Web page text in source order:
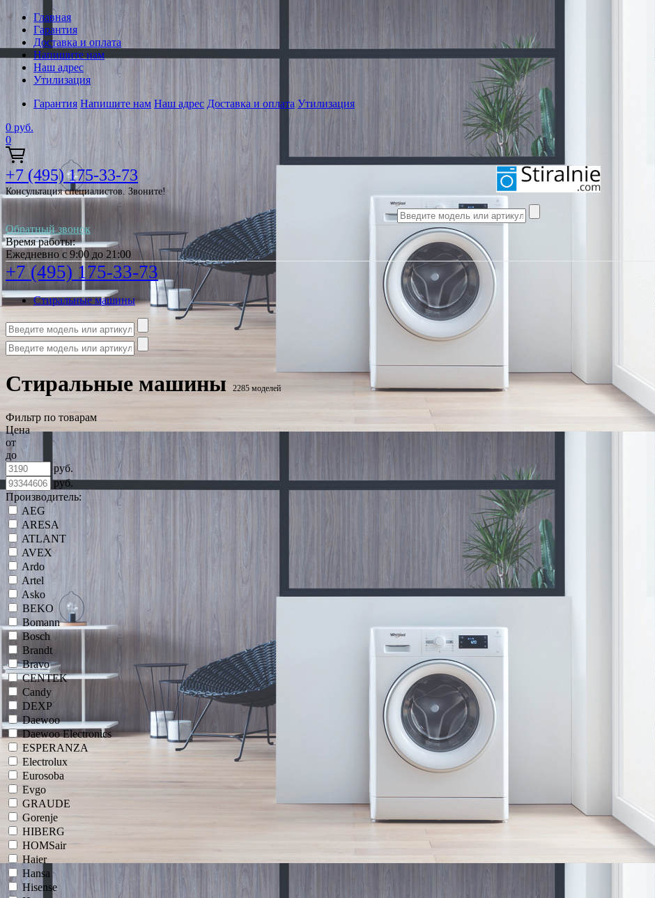
Главная
Гарантия
Доставка и оплата
Напишите нам
Наш адрес
Утилизация
Гарантия Напишите нам Наш адрес Доставка и оплата Утилизация
0 руб.
0
+7 (495) 175-33-73
Консультация специалистов. Звоните!
Обратный звонок
Время работы:
Ежедневно с 9:00 до 21:00
+7 (495) 175-33-73
Стиральные машины
Стиральные машины 2285 моделей
Фильтр по товарам
Цена
от
до
руб.
руб.
Производитель:
AEG
ARESA
ATLANT
AVEX
Ardo
Artel
Asko
BEKO
Bomann
Bosch
Brandt
Bravo
CENTEK
Candy
DEXP
Daewoo
Daewoo Electronics
ESPERANZA
Electrolux
Eurosoba
Evgo
GRAUDE
Gorenje
HIBERG
HOMSair
Haier
Hansa
Hisense